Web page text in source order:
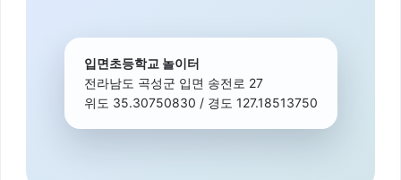
입면초등학교 놀이터
전라남도 곡성군 입면 송전로 27
위도 35.30750830 / 경도 127.18513750